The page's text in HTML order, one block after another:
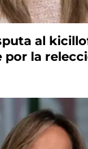
al
la